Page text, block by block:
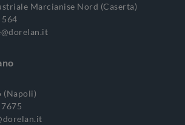
Marcianise Nord (Caserta)
564
(Napoli)